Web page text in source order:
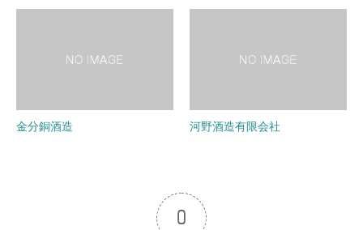
金分銅酒造 河野酒造有限会社
0